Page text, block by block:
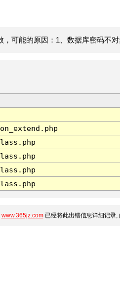
可能的原因：1、数据库密码不对
www.365jz.com已经将此出错信息详细记录,